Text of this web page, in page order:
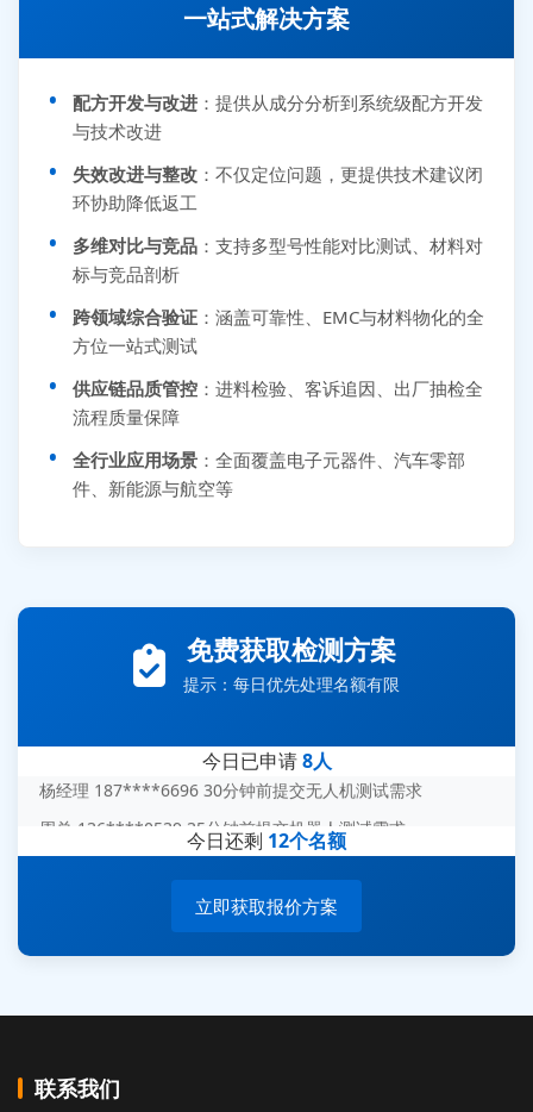
一站式解决方案
配方开发与改进 ：提供从成分分析到系统级配方开发
与技术改进
失效改进与整改 ：不仅定位问题，更提供技术建议闭
环协助降低返工
多维对比与竞品 ：支持多型号性能对比测试、材料对
标与竞品剖析
跨领域综合验证 ：涵盖可靠性、EMC与材料物化的全
方位一站式测试
供应链品质管控 ：进料检验、客诉追因、出厂抽检全
流程质量保障
全行业应用场景 ：全面覆盖电子元器件、汽车零部
件、新能源与航空等
免费获取检测方案
提示：每日优先处理名额有限
今日已申请8人
赵总 135****7688 12分钟前提交芯片失效分析需求
刘先生 139****7889 18分钟前提交防爆测试需求
杨经理 187****6696 30分钟前提交无人机测试需求
今日还剩 12个名额
立即获取报价方案
联系我们